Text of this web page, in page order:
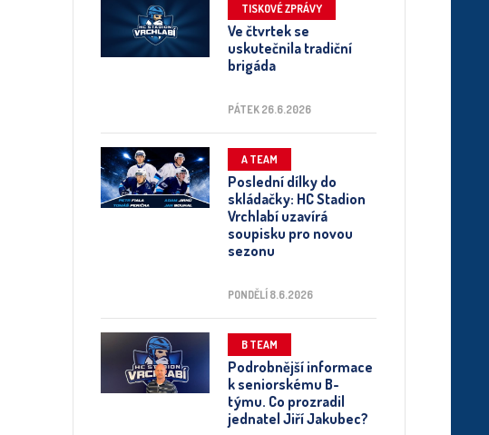
TISKOVÉ ZPRÁVY
Ve čtvrtek se
uskutečnila tradiční
brigáda
PÁTEK 26.6.2026
A TEAM
Poslední dílky do
skládačky: HC Stadion
Vrchlabí uzavírá
soupisku pro novou
sezonu
PONDĚLÍ 8.6.2026
B TEAM
Podrobnější informace
k seniorskému B-
týmu. Co prozradil
jednatel Jiří Jakubec?